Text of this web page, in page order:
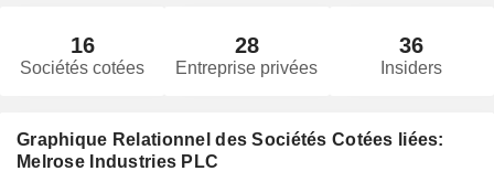
16
Sociétés cotées
28
Entreprise privées
36
Insiders
Graphique Relationnel des Sociétés Cotées liées:
Melrose Industries PLC